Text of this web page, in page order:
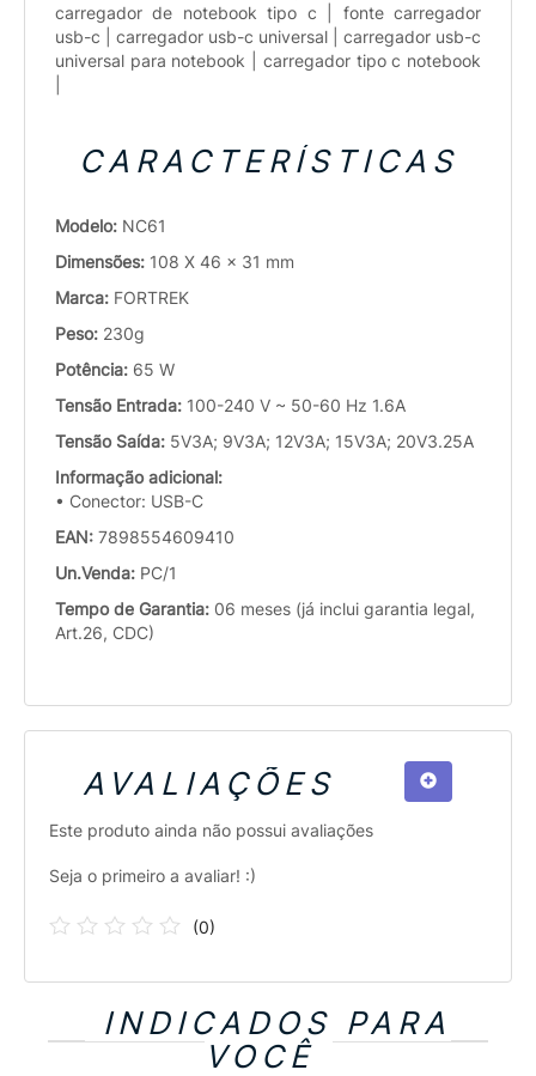
carregador de notebook tipo c | fonte carregador
usb-c | carregador usb-c universal | carregador usb-c
universal para notebook | carregador tipo c notebook
CARACTERÍSTICAS
Modelo: NC61
Dimensões: 108 X 46 x 31 mm
Marca: FORTREK
Peso: 230g
Potência: 65 W
Tensão Entrada: 100-240 V ~ 50-60 Hz 1.6A
Tensão Saída: 5V3A; 9V3A; 12V3A; 15V3A; 20V3.25A
Informação adicional:
• Conector: USB-C
EAN: 7898554609410
Un.Venda: PC/1
Tempo de Garantia: 06 meses (já inclui garantia legal,
Art.26, CDC)
AVALIAÇÕES
Este produto ainda não possui avaliações
Seja o primeiro a avaliar! :)
(0)
INDICADOS PARA
VOCÊ